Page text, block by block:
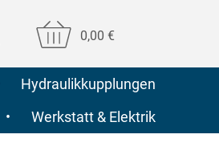
0,00 €
Hydraulikkupplungen
• Werkstatt & Elektrik